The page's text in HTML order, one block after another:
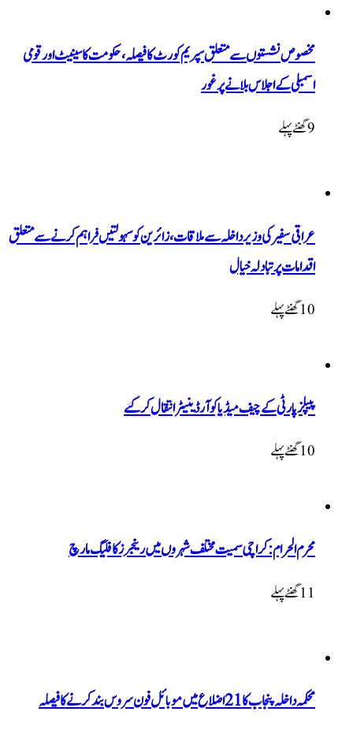
مخصوص نشستوں سے متعلق سپریم کورٹ کا فیصلہ، حکومت کا سینیٹ اور قومی
اسمبلی کے اجلاس بلانے پر غور
9 گھنٹےپہلے
عراقی سفیر کی وزیر داخلہ سے ملاقات، زائرین کو سہولتیں فراہم کرنے سے متعلق
اقدامات پر تبادلہ خیال
10 گھنٹےپہلے
پیپلزپارٹی کے چیف میڈیا کوآرڈینیٹر انتقال کرگئے
10 گھنٹےپہلے
محرم الحرام: کراچی سمیت مختلف شہروں میں رینجرز کا فلیگ مارچ
11 گھنٹےپہلے
محکمہ داخلہ پنجاب کا 21 اضلاع میں موبائل فون سروس بند کرنے کا فیصلہ